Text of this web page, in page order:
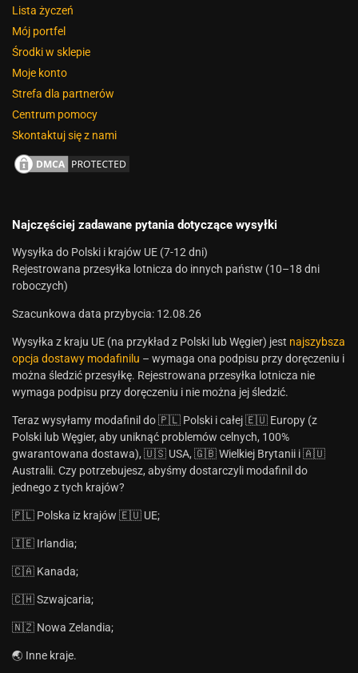
Lista życzeń
Mój portfel
Środki w sklepie
Moje konto
Strefa dla partnerów
Centrum pomocy
Skontaktuj się z nami
Najczęściej zadawane pytania dotyczące wysyłki
Wysyłka do Polski i krajów UE (7-12 dni)
Rejestrowana przesyłka lotnicza do innych państw (10–18 dni
roboczych)
Szacunkowa data przybycia: 12.08.26
Wysyłka z kraju UE (na przykład z Polski lub Węgier) jest najszybsza
opcja dostawy modafinilu – wymaga ona podpisu przy doręczeniu i
można śledzić przesyłkę. Rejestrowana przesyłka lotnicza nie
wymaga podpisu przy doręczeniu i nie można jej śledzić.
Teraz wysyłamy modafinil do 🇵🇱 Polski i całej 🇪🇺 Europy (z
Polski lub Węgier, aby uniknąć problemów celnych, 100%
gwarantowana dostawa), 🇺🇸 USA, 🇬🇧 Wielkiej Brytanii i 🇦🇺
Australii. Czy potrzebujesz, abyśmy dostarczyli modafinil do
jednego z tych krajów?
🇵🇱 Polska iz krajów 🇪🇺 UE;
🇮🇪 Irlandia;
🇨🇦 Kanada;
🇨🇭 Szwajcaria;
🇳🇿 Nowa Zelandia;
🌏 Inne kraje.